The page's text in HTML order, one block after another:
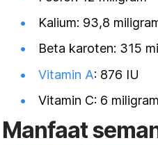
Kalium: 93,8
Beta karoten: 315
Vitamin A: 876 IU
Vitamin C: 6 miligram
Manfaat